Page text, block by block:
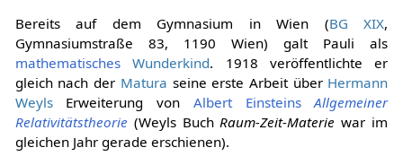
Bereits auf dem Gymnasium in Wien (BG XIX,
Gymnasiumstraße 83, 1190 Wien) galt Pauli als
mathematisches
Wunderkind. 1918 veröffentlichte er
gleich nach der Matura seine erste Arbeit über Hermann
WeylsErweiterung von Albert Einsteins
Allgemeiner
Relativitätstheorie (Weyls BuchRaum-Zeit-Materie war im
gleichen Jahr gerade erschienen).